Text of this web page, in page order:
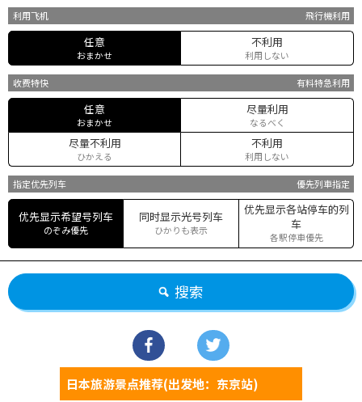
利用飞机 飛行機利用
任意
おまかせ
不利用
利用しない
收费特快 有料特急利用
任意
おまかせ
尽量利用
なるべく
尽量不利用
ひかえる
不利用
利用しない
指定优先列车 優先列車指定
优先显示希望号列车
のぞみ優先
同时显示光号列车
ひかりも表示
优先显示各站停车的列
车
各駅停車優先
搜索
日本旅游景点推荐(出发地：东京站)